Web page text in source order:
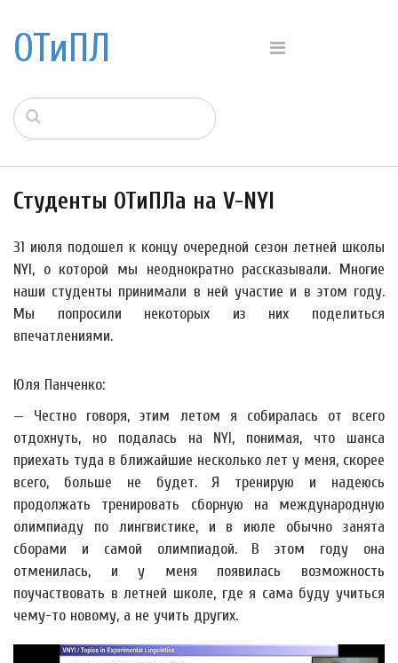
ОТиПЛ
Студенты ОТиПЛа на V-NYI
31 июля подошел к концу очередной сезон летней школы
NYI, о которой мы неоднократно рассказывали. Многие
наши студенты принимали в ней участие и в этом году.
Мы попросили некоторых из них поделиться
впечатлениями.
Юля Панченко:
— Честно говоря, этим летом я собиралась от всего
отдохнуть, но подалась на NYI, понимая, что шанса
приехать туда в ближайшие несколько лет у меня, скорее
всего, больше не будет. Я тренирую и надеюсь
продолжать тренировать сборную на международную
олимпиаду по лингвистике, и в июле обычно занята
сборами и самой олимпиадой. В этом году она
отменилась, и у меня появилась возможность
поучаствовать в летней школе, где я сама буду учиться
чему-то новому, а не учить других.